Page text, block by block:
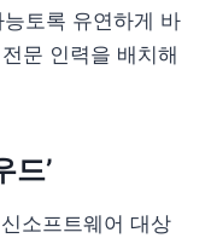
토록 유연하게 바
문 인력을 배치해
드’
소프트웨어 대상